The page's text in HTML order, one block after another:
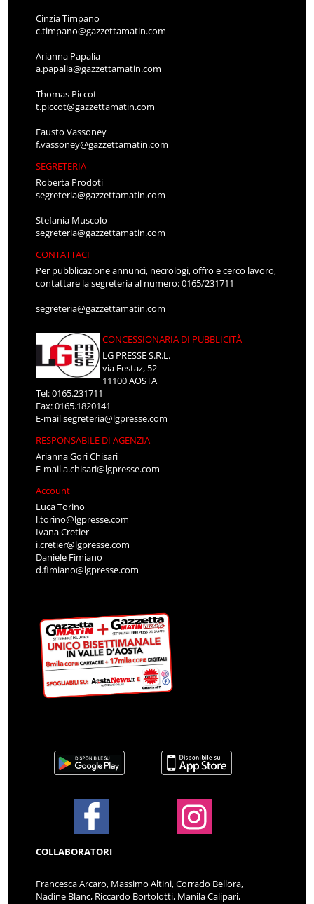
Cinzia Timpano
c.timpano@gazzettamatin.com
Arianna Papalia
a.papalia@gazzettamatin.com
Thomas Piccot
t.piccot@gazzettamatin.com
Fausto Vassoney
f.vassoney@gazzettamatin.com
SEGRETERIA
Roberta Prodoti
segreteria@gazzettamatin.com
Stefania Muscolo
segreteria@gazzettamatin.com
CONTATTACI
Per pubblicazione annunci, necrologi, offro e cerco lavoro,
contattare la segreteria al numero: 0165/231711
segreteria@gazzettamatin.com
CONCESSIONARIA DI PUBBLICITÀ
LG PRESSE S.R.L.
via Festaz, 52
11100 AOSTA
Tel: 0165.231711
Fax: 0165.1820141
E-mailsegreteria@lgpresse.com
RESPONSABILE DI AGENZIA
Arianna Gori Chisari
E-maila.chisari@lgpresse.com
Account
Luca Torino
l.torino@lgpresse.com
Ivana Cretier
i.cretier@lgpresse.com
Daniele Fimiano
d.fimiano@lgpresse.com
COLLABORATORI
Francesca Arcaro, Massimo Altini, Corrado Bellora,
Nadine Blanc, Riccardo Bortolotti, Manila Calipari,